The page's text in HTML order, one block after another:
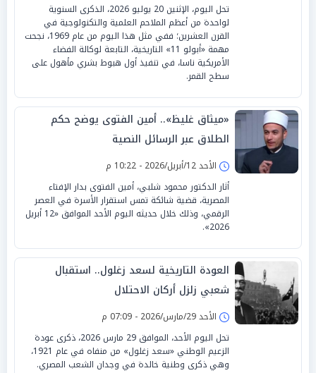
تحل اليوم، الإثنين 20 يوليو 2026، الذكرى السنوية
لواحدة من أعظم الملاحم العلمية والتكنولوجية في
القرن العشرين؛ ففي مثل هذا اليوم من عام 1969، نجحت
مهمة «أبولو 11» التاريخية، التابعة لوكالة الفضاء
الأمريكية ناسا، في تنفيذ أول هبوط بشري مأهول على
سطح القمر.
«ميثاق غليظ».. أمين الفتوى يوضح حكم
الطلاق عبر الرسائل النصية
الأحد 12/أبريل/2026 - 10:22 م
أثار الدكتور محمود شلبي، أمين الفتوى بدار الإفتاء
المصرية، قضية شائكة تمس استقرار الأسرة في العصر
الرقمي، وذلك خلال حديثه اليوم الأحد الموافق «12 أبريل
2026».
العودة التاريخية لسعد زغلول.. استقبال
شعبي زلزل أركان الاحتلال
الأحد 29/مارس/2026 - 07:09 م
تحل اليوم الأحد، الموافق 29 مارس 2026، ذكرى عودة
الزعيم الوطني «سعد زغلول» من منفاه في عام 1921،
وهي ذكرى وطنية خالدة في وجدان الشعب المصري.